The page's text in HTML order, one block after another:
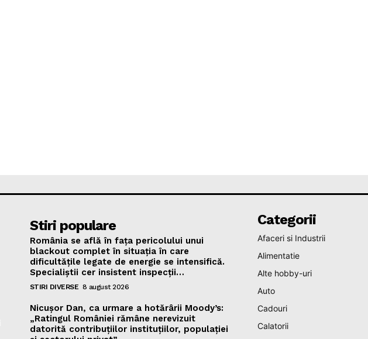
Stiri populare
România se află în fața pericolului unui
blackout complet în situația în care
dificultățile legate de energie se intensifică.
Specialiștii cer insistent inspecții…
STIRI DIVERSE 8 august 2026
Nicușor Dan, ca urmare a hotărârii Moody’s:
„Ratingul României rămâne nerevizuit
datorită contribuțiilor instituțiilor, populației
Categorii
Afaceri si Industrii
Alimentatie
Alte hobby-uri
Auto
Cadouri
Calatorii